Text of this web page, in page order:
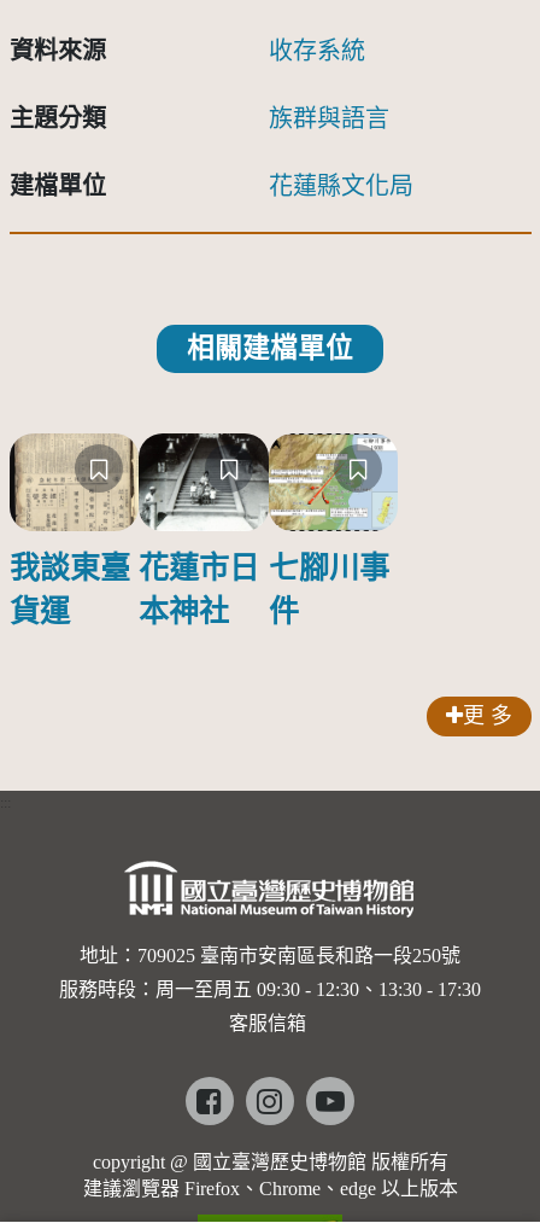
資料來源 收存系統
主題分類 族群與語言
建檔單位 花蓮縣文化局
相關建檔單位
我談東臺
貨運
花蓮市日
本神社
七腳川事
件
更 多
地址：709025 臺南市安南區長和路一段250號
服務時段：周一至周五 09:30 - 12:30、13:30 - 17:30
客服信箱
Facebookinstagramyoutube
copyright @ 國立臺灣歷史博物館 版權所有
建議瀏覽器 Firefox、Chrome、edge 以上版本